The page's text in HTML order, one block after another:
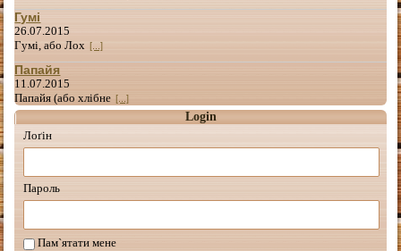
Гумі
26.07.2015
Гумі, або Лох [...]
Папайя
11.07.2015
Папайя (або хлібне [...]
Login
Лоґін
Пароль
Пам`ятати мене